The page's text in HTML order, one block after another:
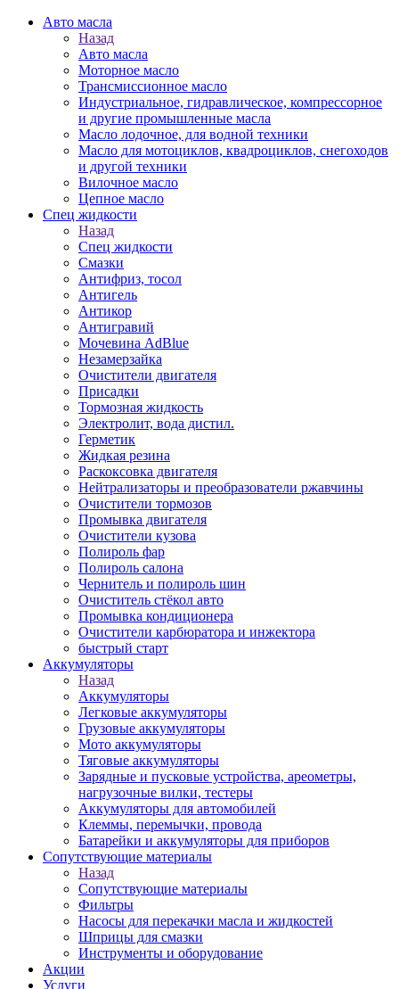
Авто масла
Назад
Авто масла
Моторное масло
Трансмиссионное масло
Индустриальное, гидравлическое, компрессорное
и другие промышленные масла
Масло лодочное, для водной техники
Масло для мотоциклов, квадроциклов, снегоходов
и другой техники
Вилочное масло
Цепное масло
Спец жидкости
Назад
Спец жидкости
Смазки
Антифриз, тосол
Антигель
Антикор
Антигравий
Мочевина AdBlue
Незамерзайка
Очистители двигателя
Присадки
Тормозная жидкость
Электролит, вода дистил.
Герметик
Жидкая резина
Раскоксовка двигателя
Нейтрализаторы и преобразователи ржавчины
Очистители тормозов
Промывка двигателя
Очистители кузова
Полироль фар
Полироль салона
Чернитель и полироль шин
Очиститель стёкол авто
Промывка кондиционера
Очистители карбюратора и инжектора
быстрый старт
Аккумуляторы
Назад
Аккумуляторы
Легковые аккумуляторы
Грузовые аккумуляторы
Мото аккумуляторы
Тяговые аккумуляторы
Зарядные и пусковые устройства, ареометры,
нагрузочные вилки, тестеры
Аккумуляторы для автомобилей
Клеммы, перемычки, провода
Батарейки и аккумуляторы для приборов
Сопутствующие материалы
Назад
Сопутствующие материалы
Фильтры
Насосы для перекачки масла и жидкостей
Шприцы для смазки
Инструменты и оборудование
Акции
Услуги